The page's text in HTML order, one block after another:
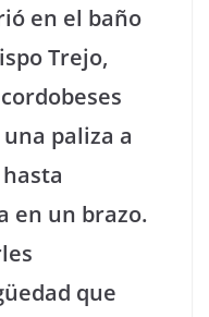
en el baño
Trejo,
paliza a
en un brazo.
que